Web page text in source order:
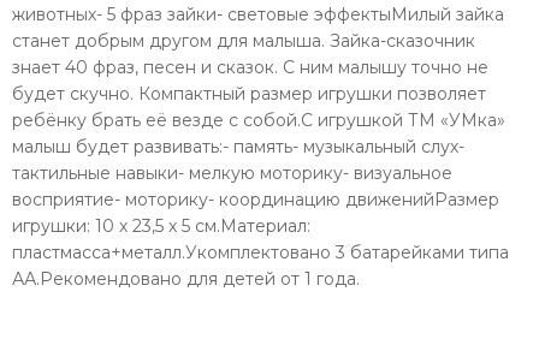
животных- 5 фраз зайки- световые эффектыМилый зайка
станет добрым другом для малыша. Зайка-сказочник
знает 40 фраз, песен и сказок. С ним малышу точно не
будет скучно. Компактный размер игрушки позволяет
ребёнку брать её везде с собой.С игрушкой ТМ «УМка»
малыш будет развивать:- память- музыкальный слух-
тактильные навыки- мелкую моторику- визуальное
восприятие- моторику- координацию движенийРазмер
игрушки: 10 х 23,5 х 5 см.Материал:
пластмасса+металл.Укомплектовано 3 батарейками типа
АА.Рекомендовано для детей от 1 года.